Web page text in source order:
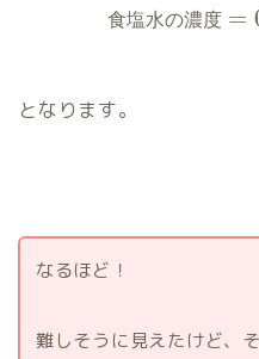
食塩水の濃度 =
となります。
なるほど！
難しそうに見えたけど、